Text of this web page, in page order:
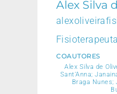
Alex Silva
Fisioterapeuta
COAUTORES
Alex Silva de
Sant’Anna;
Braga Nunes;